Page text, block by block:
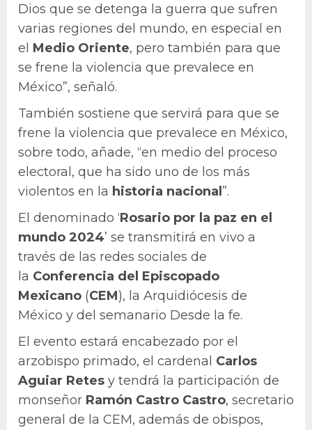
Dios que se detenga la guerra que sufren
varias regiones del mundo, en especial en
el Medio Oriente, pero también para que
se frene la violencia que prevalece en
México”, señaló.
También sostiene que servirá para que se
frene la violencia que prevalece en México,
sobre todo, añade, “en medio del proceso
electoral, que ha sido uno de los más
violentos en la historia nacional ”.
El denominado ‘Rosario por la paz en el
mundo 2024’ se transmitirá en vivo a
través de las redes sociales de
la Conferencia del Episcopado
Mexicano (CEM), la Arquidiócesis de
México y del semanario Desde la fe.
El evento estará encabezado por el
arzobispo primado, el cardenal Carlos
Aguiar Retes y tendrá la participación de
monseñor Ramón Castro Castro, secretario
general de la CEM, además de obispos,